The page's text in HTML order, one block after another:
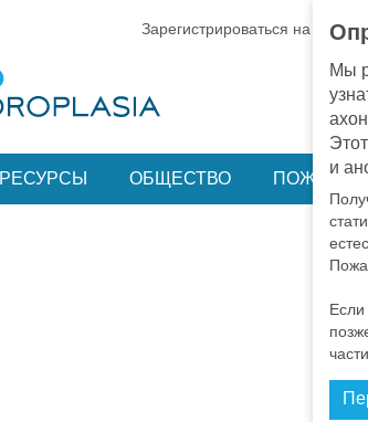
Мы
и
Если
Зарегистрироваться на BA
РЕСУРСЫ ОБЩЕСТВО